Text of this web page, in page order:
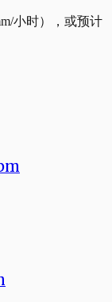
小时），或预计